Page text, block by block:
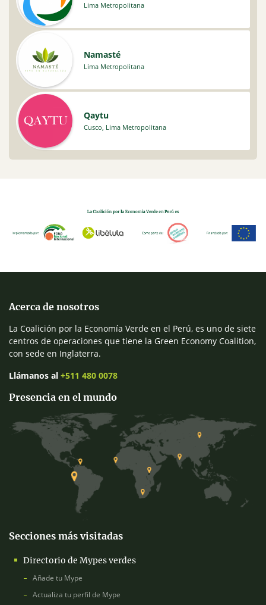
Lima Metropolitana
Namasté
Lima Metropolitana
Qaytu
Cusco, Lima Metropolitana
Acerca de nosotros
La Coalición por la Economía Verde en el Perú, es uno de siete
centros de operaciones que tiene la Green Economy Coalition,
con sede en Inglaterra.
Llámanos al +511 480 0078
Presencia en el mundo
Secciones más visitadas
Directorio de Mypes verdes
Añade tu Mype
Actualiza tu perfil de Mype